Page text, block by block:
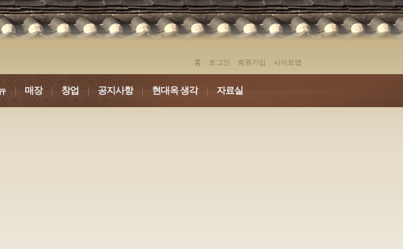
홈 로그인 회원가입 사이트맵
| 매장 | 창업 | 공지사항 | 현대옥 생각 | 자료실